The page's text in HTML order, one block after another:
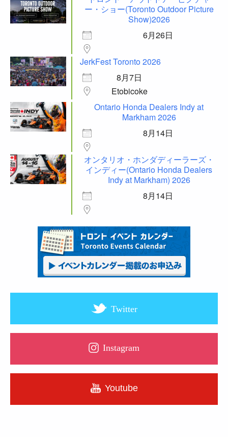
ー・ショー(Toronto Outdoor Picture
Show)2026
6月26日
JerkFest Toronto 2026
8月7日
Etobicoke
Ontario Honda Dealers Indy at
Markham 2026
8月14日
オンタリオ・ホンダディーラーズ・
インディー(Ontario Honda Dealers
Indy at Markham) 2026
8月14日
Twitter
Instagram
Youtube